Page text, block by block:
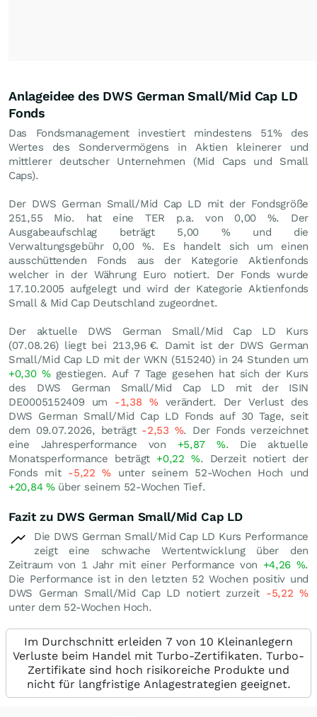
Anlageidee des DWS German Small/Mid Cap LD
Fonds
Das Fondsmanagement investiert mindestens 51% des
Wertes des Sondervermögens in Aktien kleinerer und
mittlerer deutscher Unternehmen (Mid Caps und Small
Caps).
Der DWS German Small/Mid Cap LD mit der Fondsgröße
251,55 Mio. hat eine TER p.a. von 0,00 %. Der
Ausgabeaufschlag beträgt 5,00 % und die
Verwaltungsgebühr 0,00 %. Es handelt sich um einen
ausschüttenden Fonds aus der Kategorie Aktienfonds
welcher in der Währung Euro notiert. Der Fonds wurde
17.10.2005 aufgelegt und wird der Kategorie Aktienfonds
Small & Mid Cap Deutschland zugeordnet.
Der aktuelle DWS German Small/Mid Cap LD Kurs
(07.08.26) liegt bei 213,96 €. Damit ist der DWS German
Small/Mid Cap LD mit der WKN (515240) in 24 Stunden um
+0,30 %gestiegen. Auf 7 Tage gesehen hat sich der Kurs
des DWS German Small/Mid Cap LD mit der ISIN
DE0005152409 um -1,38 %verändert. Der Verlust des
DWS German Small/Mid Cap LD Fonds auf 30 Tage, seit
dem 09.07.2026, beträgt -2,53 %. Der Fonds verzeichnet
eine Jahresperformance von +5,87%. Die aktuelle
Monatsperformance beträgt +0,22 %. Derzeit notiert der
Fonds mit -5,22% unter seinem 52-Wochen Hoch und
+20,84 %über seinem 52-Wochen Tief.
Fazit zu DWS German Small/Mid Cap LD
Die DWS German Small/Mid Cap LD Kurs Performance
zeigt eine schwache Wertentwicklung über den
Zeitraum von 1 Jahr mit einer Performance von +4,26 %.
Die Performance ist in den letzten 52 Wochen positiv und
DWS German Small/Mid Cap LD notiert zurzeit -5,22%
unter dem 52-Wochen Hoch.
Im Durchschnitt erleiden 7 von 10 Kleinanlegern
Verluste beim Handel mit Turbo-Zertifikaten. Turbo-
Zertifikate sind hoch risikoreiche Produkte und
nicht für langfristige Anlagestrategien geeignet.